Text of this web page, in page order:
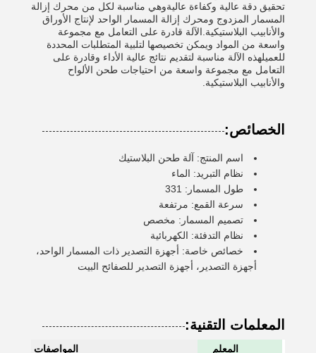
تحقيق دقة عالية وكفاءة عاليةوهي مناسبة لكل من محرك إزالة
المسمار المزدوج ومحرك إزالة المسمار الواحد لإنتاج الأوراق
والأنابيب البلاستيكية.الآلة قادرة على التعامل مع مجموعة
واسعة من المواد ويمكن تخصيصها لتلبية المتطلبات المحددة
للعميلهذه الآلة مناسبة لتقديم نتائج عالية الأداء وقادرة على
التعامل مع مجموعة واسعة من احتياجات طحن الألواح
والأنابيب البلاستيكية.
الخصائص:
اسم المنتج: آلة طحن البلاستيك
نظام التبريد: الماء
طول المسمار: 331
سرعة القمع: مرتفعة
تصميم المسمار: مخصص
نظام التدفئة: الكهربائية
خصائص خاصة: أجهزة التصدير ذات المسمار الواحد،
أجهزة التصدير، أجهزة التصدير للصفائح البيت
المعلمات التقنية:
المعلم المواصفات